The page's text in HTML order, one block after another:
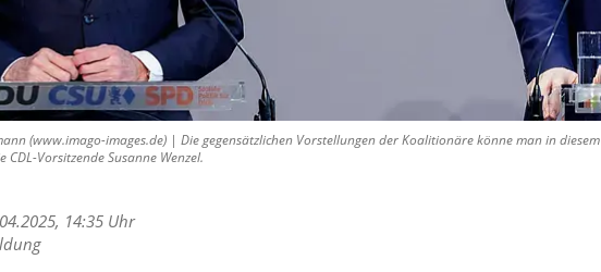
(www.imago-images.de) | Die gegensätzlichen Vorstellungen der Koalitionäre könne man in
CDL-Vorsitzende Susanne Wenzel.
14:35 Uhr